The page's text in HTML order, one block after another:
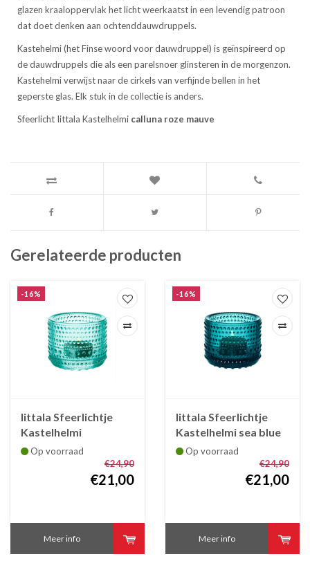
glazen kraaloppervlak het licht weerkaatst in een levendig patroon
dat doet denken aan ochtenddauwdruppels.
Kastehelmi (het Finse woord voor dauwdruppel) is geïnspireerd op
de dauwdruppels die als een parelsnoer glinsteren in de morgenzon.
Kastehelmi verwijst naar de cirkels van verfijnde bellen in het
geperste glas. Elk stuk in de collectie is anders.
Sfeerlicht Iittala Kastelhelmi calluna roze mauve
Gerelateerde producten
-16%
Iittala Sfeerlichtje
Kastelhelmi
watergreen
Op voorraad
€24,90
€21,00
Meer info
-16%
Iittala Sfeerlichtje
Kastelhelmi sea blue
Op voorraad
€24,90
€21,00
Meer info